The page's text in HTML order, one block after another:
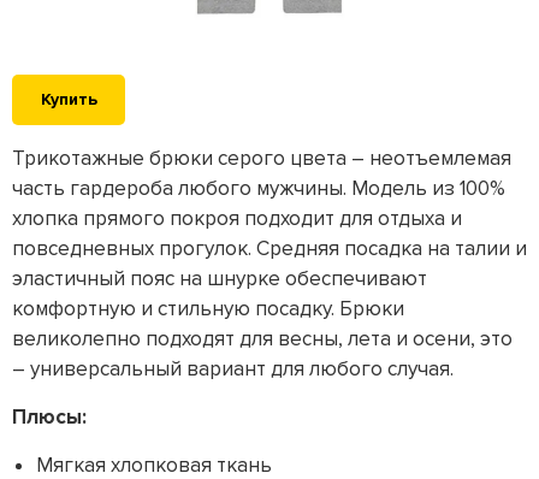
Купить
Трикотажные брюки серого цвета – неотъемлемая
часть гардероба любого мужчины. Модель из 100%
хлопка прямого покроя подходит для отдыха и
повседневных прогулок. Средняя посадка на талии и
эластичный пояс на шнурке обеспечивают
комфортную и стильную посадку. Брюки
великолепно подходят для весны, лета и осени, это
– универсальный вариант для любого случая.
Плюсы:
Мягкая хлопковая ткань